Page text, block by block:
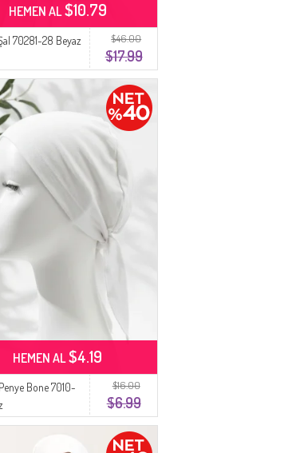
$46.00
$17.99
70281-28 Beyaz
HEMEN AL$10.79
$16.00
$6.99
Bone 7010-
HEMEN AL$4.19